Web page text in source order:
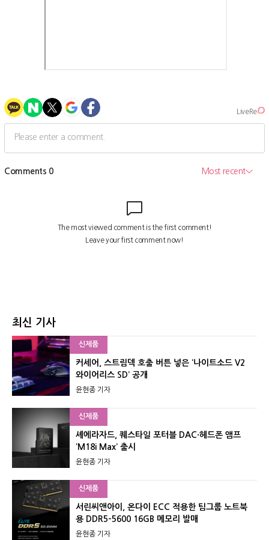
최신 기사
신제품
커세어, 스트림덱 호출 버튼 넣은 ‘나이트소드 V2
와이어리스 SD’ 공개
윤현종 기자
신제품
셰에라자드, 퀘스타일 포터블 DAC·헤드폰 앰프
‘M18i Max’ 출시
윤현종 기자
신제품
서린씨앤아이, 온다이 ECC 적용한 팀그룹 노트북
용 DDR5-5600 16GB 메모리 발매
윤현종 기자